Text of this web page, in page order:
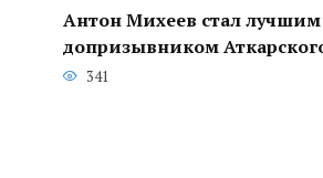
Антон Михеев стал лучшим
допризывником
341